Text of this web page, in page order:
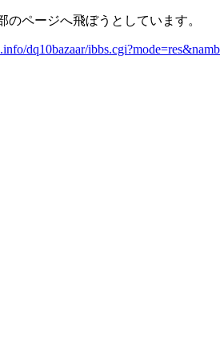
のページへ飛ぼうとしています。
dq10bazaar/